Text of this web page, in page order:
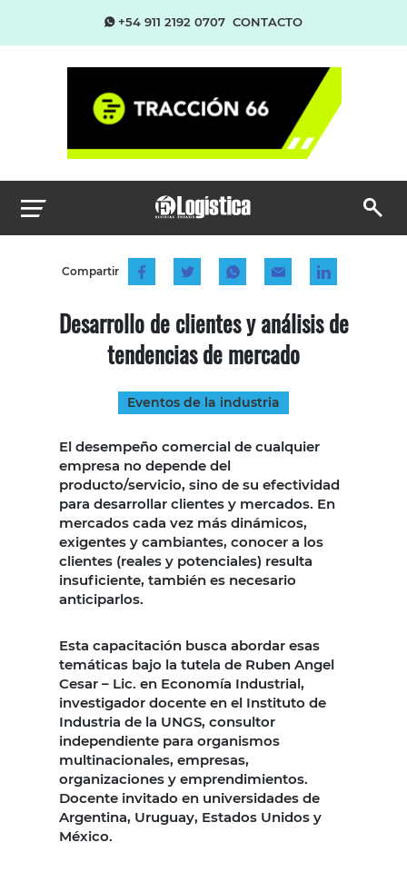
+54 911 2192 0707 CONTACTO
Compartir
Desarrollo de clientes y análisis de
tendencias de mercado
Eventos de la industria
El desempeño comercial de cualquier
empresa no depende del
producto/servicio, sino de su efectividad
para desarrollar clientes y mercados. En
mercados cada vez más dinámicos,
exigentes y cambiantes, conocer a los
clientes (reales y potenciales) resulta
insuficiente, también es necesario
anticiparlos.
Esta capacitación busca abordar esas
temáticas bajo la tutela de Ruben Angel
Cesar – Lic. en Economía Industrial,
investigador docente en el Instituto de
Industria de la UNGS, consultor
independiente para organismos
multinacionales, empresas,
organizaciones y emprendimientos.
Docente invitado en universidades de
Argentina, Uruguay, Estados Unidos y
México.